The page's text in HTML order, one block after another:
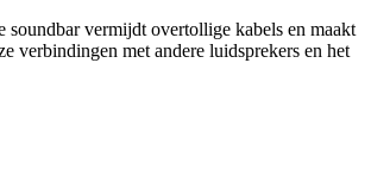
soundbar vermijdt overtollige kabels en maakt
verbindingen met andere luidsprekers en het